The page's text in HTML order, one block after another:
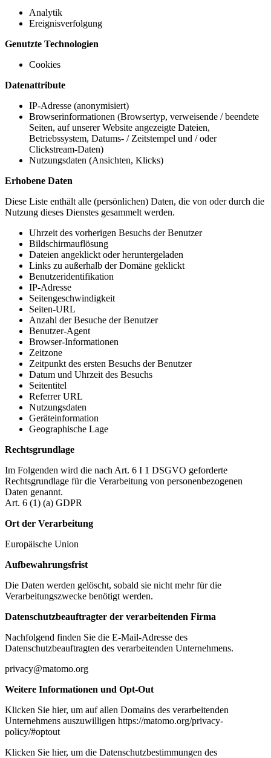
Analytik
Ereignisverfolgung
Genutzte Technologien
Cookies
Datenattribute
IP-Adresse (anonymisiert)
Browserinformationen (Browsertyp, verweisende / beendete
Seiten, auf unserer Website angezeigte Dateien,
Betriebssystem, Datums- / Zeitstempel und / oder
Clickstream-Daten)
Nutzungsdaten (Ansichten, Klicks)
Erhobene Daten
Diese Liste enthält alle (persönlichen) Daten, die von oder durch die
Nutzung dieses Dienstes gesammelt werden.
Uhrzeit des vorherigen Besuchs der Benutzer
Bildschirmauflösung
Dateien angeklickt oder heruntergeladen
Links zu außerhalb der Domäne geklickt
Benutzeridentifikation
IP-Adresse
Seitengeschwindigkeit
Seiten-URL
Anzahl der Besuche der Benutzer
Benutzer-Agent
Browser-Informationen
Zeitzone
Zeitpunkt des ersten Besuchs der Benutzer
Datum und Uhrzeit des Besuchs
Seitentitel
Referrer URL
Nutzungsdaten
Geräteinformation
Geographische Lage
Rechtsgrundlage
Im Folgenden wird die nach Art. 6 I 1 DSGVO geforderte
Rechtsgrundlage für die Verarbeitung von personenbezogenen
Daten genannt.
Art. 6 (1) (a) GDPR
Ort der Verarbeitung
Europäische Union
Aufbewahrungsfrist
Die Daten werden gelöscht, sobald sie nicht mehr für die
Verarbeitungszwecke benötigt werden.
Datenschutzbeauftragter der verarbeitenden Firma
Nachfolgend finden Sie die E-Mail-Adresse des
Datenschutzbeauftragten des verarbeitenden Unternehmens.
privacy@matomo.org
Weitere Informationen und Opt-Out
Klicken Sie hier, um auf allen Domains des verarbeitenden
Unternehmens auszuwilligen https://matomo.org/privacy-
policy/#optout
Klicken Sie hier, um die Datenschutzbestimmungen des